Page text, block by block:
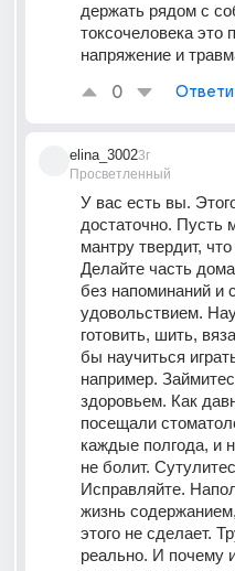
держать рядом с
токсочеловека это
напряжение и
0
elina_3002
Просветленный
3г
У вас есть вы.
достаточно. Пусть
мантру твердит,
Делайте часть
без напоминаний и
удовольствием.
готовить, шить,
бы научиться
например.
здоровьем. Как
посещали
каждые полгода, и
не болит.
Исправляйте.
жизнь
этого не сделает.
реально. И почему